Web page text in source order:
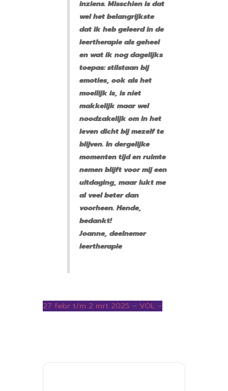
inziens. Misschien is dat
wel het belangrijkste
dat ik heb geleerd in de
leertherapie als geheel
en wat ik nog dagelijks
toepas: stilstaan bij
emoties, ook als het
moeilijk is, is niet
makkelijk maar wel
noodzakelijk om in het
leven dicht bij mezelf te
blijven. In dergelijke
momenten tijd en ruimte
nemen blijft voor mij een
uitdaging, maar lukt me
al veel beter dan
voorheen. Hende,
bedankt!
Joanne, deelnemer
leertherapie
27 febr t/m 2 mrt 2025 – VOL –